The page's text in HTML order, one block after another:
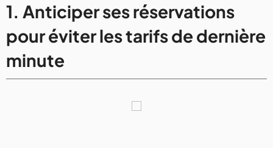
1. Anticiper ses réservations
pour éviter les tarifs de dernière
minute